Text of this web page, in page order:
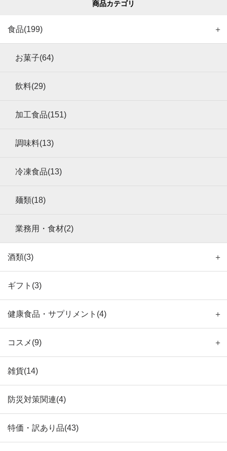
商品カテゴリ
食品(199) ＋
お菓子(64)
飲料(29)
加工食品(151)
調味料(13)
冷凍食品(13)
麺類(18)
業務用・食材(2)
酒類(3) ＋
ギフト(3)
健康食品・サプリメント(4) ＋
コスメ(9) ＋
雑貨(14)
防災対策関連(4)
特価・訳あり品(43)